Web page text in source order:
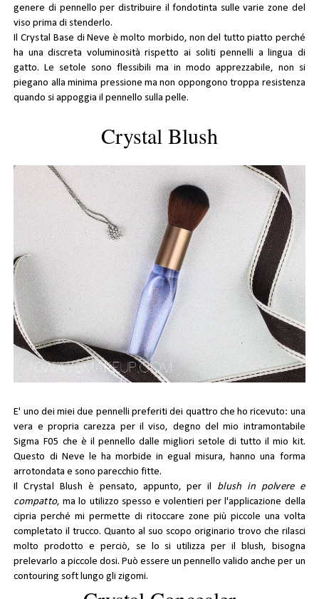
genere di pennello per distribuire il fondotinta sulle varie zone del
viso prima di stenderlo.
Il Crystal Base di Neve è molto morbido, non del tutto piatto perché
ha una discreta voluminosità rispetto ai soliti pennelli a lingua di
gatto. Le setole sono flessibili ma in modo apprezzabile, non si
piegano alla minima pressione ma non oppongono troppa resistenza
quando si appoggia il pennello sulla pelle.
Crystal Blush
E' uno dei miei due pennelli preferiti dei quattro che ho ricevuto: una
vera e propria carezza per il viso, degno del mio intramontabile
Sigma F05 che è il pennello dalle migliori setole di tutto il mio kit.
Questo di Neve le ha morbide in egual misura, hanno una forma
arrotondata e sono parecchio fitte.
IlCrystal Blush è pensato, appunto, per il blush in polvere e
compatto, ma lo utilizzo spesso e volentieri per l'applicazione della
cipria perché mi permette di ritoccare zone più piccole una volta
completato il trucco. Quanto al suo scopo originario trovo che rilasci
molto prodotto e perciò, se lo si utilizza per il blush, bisogna
prelevarlo a piccole dosi. Può essere un pennello valido anche per un
contouring soft lungo gli zigomi.